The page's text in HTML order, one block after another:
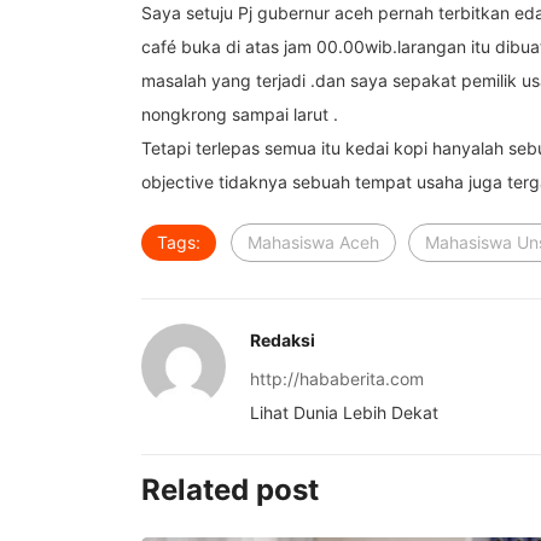
Saya setuju Pj gubernur aceh pernah terbitkan
café buka di atas jam 00.00wib.larangan itu
masalah yang terjadi .dan saya sepakat pemilik
nongkrong sampai larut .
Tetapi terlepas semua itu kedai kopi hanyalah
objective tidaknya sebuah tempat usaha juga
Tags: Mahasiswa Aceh Mahasiswa
Redaksi
http://hababerita.com
Lihat Dunia Lebih Dekat
Related post